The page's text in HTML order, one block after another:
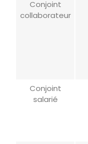
Conjoint
collaborateur
Conjoint
salarié